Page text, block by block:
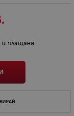
плащане